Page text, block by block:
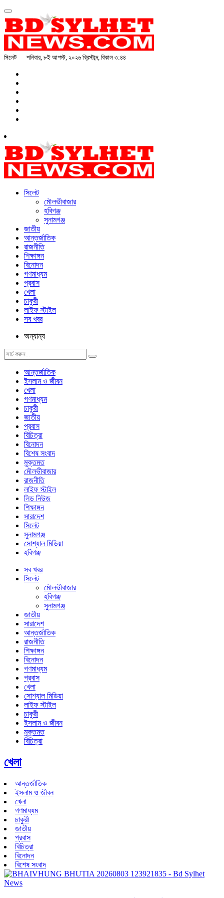
সিলেট শনিবার, ৮ই আগস্ট, ২০২৬ খ্রিস্টাব্দ, বিকাল ৩:৪৪
সিলেট
মৌলভীবাজার
হবিগঞ্জ
সুনামগঞ্জ
জাতীয়
আন্তর্জাতিক
রাজনীতি
শিক্ষাঙ্গন
বিনোদন
গণমাধ্যম
প্রবাস
খেলা
চাকুরী
লাইফ স্টাইল
সব খবর
অন্যান্য
আন্তর্জাতিক
ইসলাম ও জীবন
খেলা
গণমাধ্যম
চাকুরী
জাতীয়
প্রবাস
বিচিত্রা
বিনোদন
বিশেষ সংবাদ
মুক্তমত
মৌলভীবাজার
রাজনীতি
লাইফ স্টাইল
লিড নিউজ
শিক্ষাঙ্গন
সারাদেশ
সিলেট
সুনামগঞ্জ
সোশ্যাল মিডিয়া
হবিগঞ্জ
সব খবর
সিলেট
মৌলভীবাজার
হবিগঞ্জ
সুনামগঞ্জ
জাতীয়
সারাদেশ
আন্তর্জাতিক
রাজনীতি
শিক্ষাঙ্গন
বিনোদন
গণমাধ্যম
প্রবাস
খেলা
সোশ্যাল মিডিয়া
লাইফ স্টাইল
চাকুরী
ইসলাম ও জীবন
মুক্তমত
বিচিত্রা
খেলা
আন্তর্জাতিক
ইসলাম ও জীবন
খেলা
গণমাধ্যম
চাকুরী
জাতীয়
প্রবাস
বিচিত্রা
বিনোদন
বিশেষ সংবাদ